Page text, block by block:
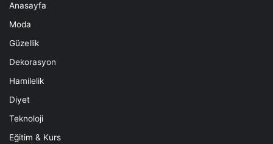
Anasayfa
Moda
Güzellik
Dekorasyon
Hamilelik
Diyet
Teknoloji
Eğitim & Kurs